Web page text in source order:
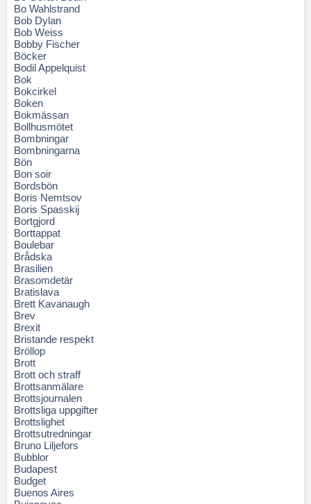
Bo Wahlstrand
Bob Dylan
Bob Weiss
Bobby Fischer
Böcker
Bodil Appelquist
Bok
Bokcirkel
Boken
Bokmässan
Bollhusmötet
Bombningar
Bombningarna
Bön
Bon soir
Bordsbön
Boris Nemtsov
Boris Spasskij
Bortgjord
Borttappat
Boulebar
Brådska
Brasilien
Brasomdetär
Bratislava
Brett Kavanaugh
Brev
Brexit
Bristande respekt
Bröllop
Brott
Brott och straff
Brottsanmälare
Brottsjournalen
Brottsliga uppgifter
Brottslighet
Brottsutredningar
Bruno Liljefors
Bubblor
Budapest
Budget
Buenos Aires